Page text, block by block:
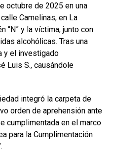
octubre de 2025 en una
Camelinas, en La
“N” y la víctima, junto con
alcohólicas. Tras una
y el investigado
Luis S., causándole
integró la carpeta de
orden de aprehensión ante
cumplimentada en el marco
para la Cumplimentación